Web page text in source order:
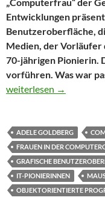
Entwicklungen
Benutzeroberfläche,
Medien, der Vorläufer
70-jährigen Pionierin.
vorführen. Was war
Ohne diese
weiterlesen →
ADELE GOLDBERG
FRAUEN IN DER
GRAFISCHE
IT-PIONIERINNEN
OBJEKTORIENTIERTE